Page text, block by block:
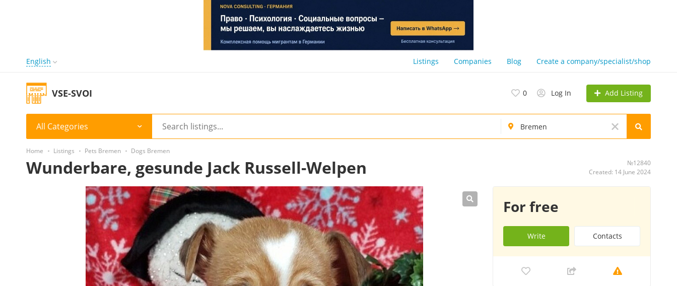
English Listings Companies Blog Create a company/specialist/shop
VSE-SVOI 0 Log In Add Listing
All Categories
Home Listings Pets Bremen Dogs Bremen
Wunderbare, gesunde Jack Russell-Welpen
№12840
Created: 14 June 2024
For free
Write Contacts